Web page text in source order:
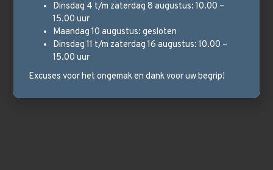
Wij zijn Loods A27, een echt familiebedrijf met meer
dan 25 jaar ervaring. Wij leveren professioneel
maatwerk en staan voor persoonlijke aandacht en
service. Voor de complete inrichting van uw woning,
bent u bij Loods A27 aan het juiste adres!
Dinsdag 4 t/m zaterdag 8 augustus: 10.00 –
15.00 uur
Maandag 10 augustus: gesloten
Dinsdag 11 t/m zaterdag 16 augustus: 10.00 –
15.00 uur
Excuses voor het ongemak en dank voor uw begrip!